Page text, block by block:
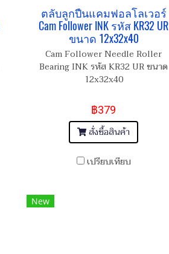
ตลับลูกปืนแคมฟอลโลเวอร์
Cam Follower INK รหัส KR32 UR
ขนาด 12x32x40
Cam Follower Needle Roller
Bearing INK รหัส KR32 UR ขนาด
12x32x40
฿379
สั่งซื้อสินค้า
เปรียบเทียบ
New